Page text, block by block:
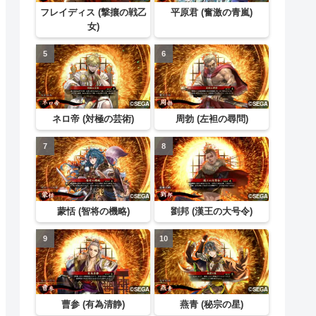
フレイディス (撃攘の戦乙
女)
平原君 (奮激の青嵐)
ネロ帝 (対極の芸術) 周勃 (左袒の尋問)
蒙恬 (智将の機略) 劉邦 (漢王の大号令)
曹参 (有為清静) 燕青 (秘宗の星)